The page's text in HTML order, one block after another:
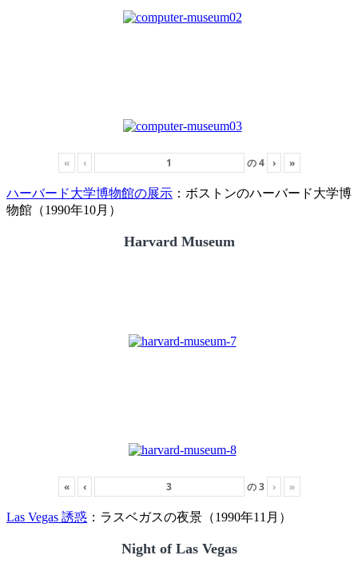
« ‹ の4 › »
ハーバード大学博物館の展示 ：ボストンのハーバード大学博
物館（1990年10月）
Harvard Museum
« ‹ の3 › »
Las Vegas 誘惑 ：ラスベガスの夜景（1990年11月）
Night of Las Vegas